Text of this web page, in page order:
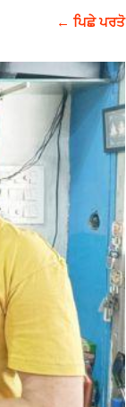
← ਪਿਛੇ ਪਰਤੋ